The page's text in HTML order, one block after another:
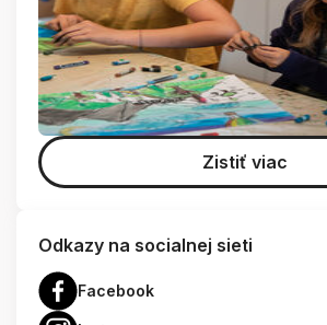
Zistiť viac
Odkazy na socialnej sieti
Facebook